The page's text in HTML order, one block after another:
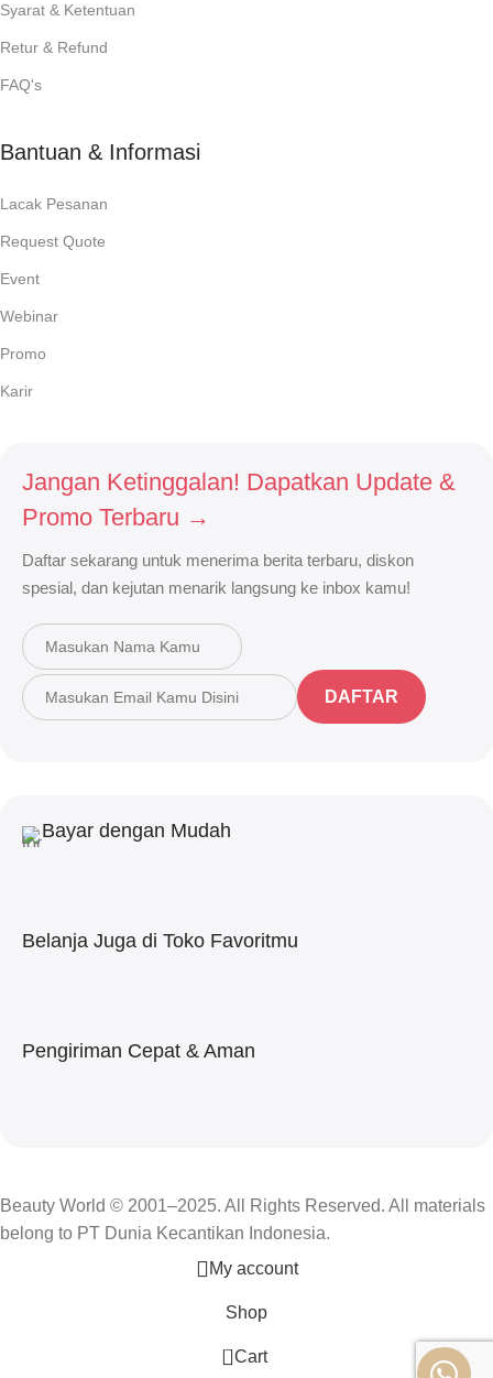
Syarat & Ketentuan
Retur & Refund
FAQ's
Bantuan & Informasi
Lacak Pesanan
Request Quote
Event
Webinar
Promo
Karir
Jangan Ketinggalan! Dapatkan Update &
Promo Terbaru →
Daftar sekarang untuk menerima berita terbaru, diskon
spesial, dan kejutan menarik langsung ke inbox kamu!
DAFTAR
Bayar dengan Mudah
Belanja Juga di Toko Favoritmu
Pengiriman Cepat & Aman
Beauty World © 2001–2025. All Rights Reserved. All materials
belong to PT Dunia Kecantikan Indonesia.
My account
Shop
0 Cart